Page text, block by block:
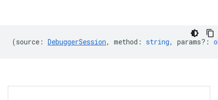
(source : DebuggerSession, method : string, params? :